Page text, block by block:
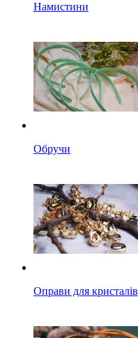
Намистини
Обручи
Оправи для кристалів